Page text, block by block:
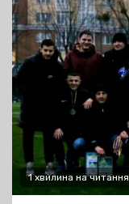
1 хвилина на читання